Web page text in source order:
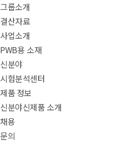
그룹소개
결산자료
사업소개
PWB용 소재
신분야
시험분석센터
제품 정보
신분야신제품 소개
채용
문의